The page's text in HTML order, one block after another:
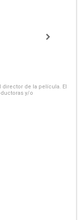
de la película. El
y/o